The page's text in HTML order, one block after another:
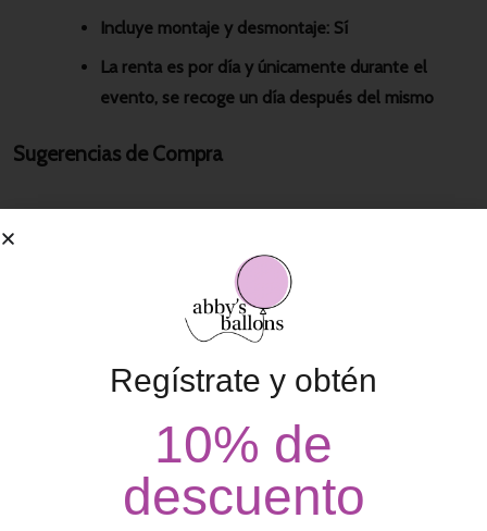
Incluye montaje y desmontaje: Sí
La renta es por día y únicamente durante el
evento, se recoge un día después del mismo
Sugerencias de Compra
Regístrate y obtén
10% de
descuento